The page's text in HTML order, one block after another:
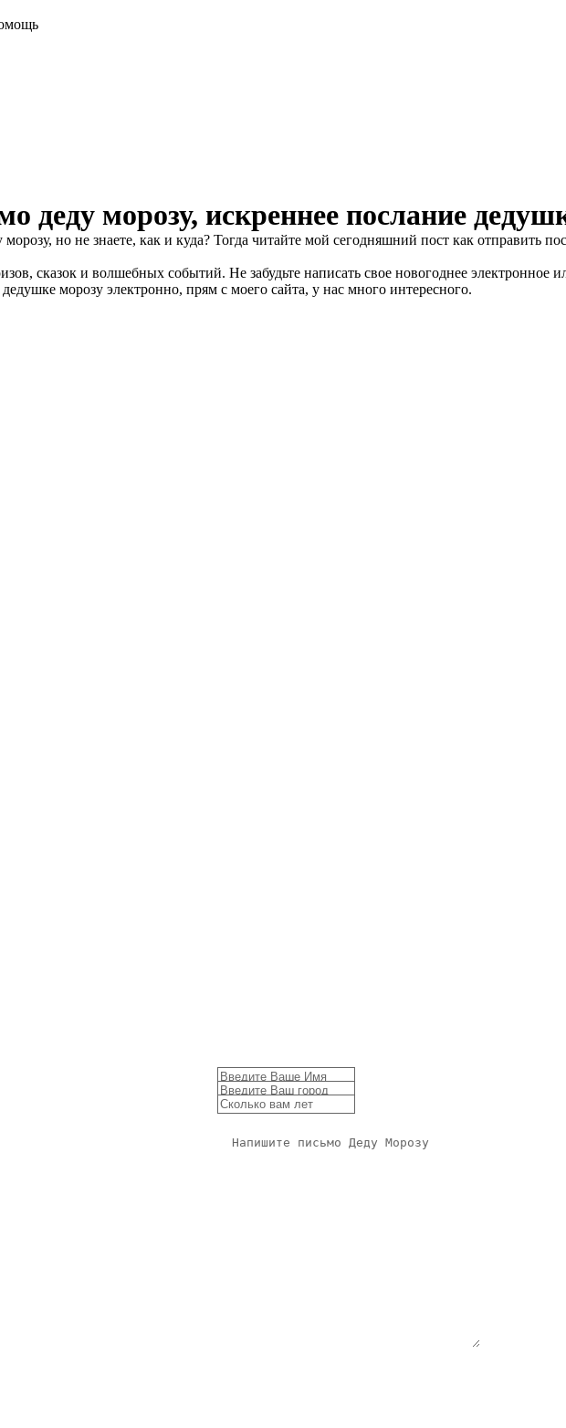
деду морозу, искреннее послание
морозу, но не знаете, как и куда? Тогда читайте мой сегодняшний пост как отправить
сказок и волшебных событий. Не забудьте написать свое новогоднее
морозу электронно, прям с моего сайта, у нас много интересного.